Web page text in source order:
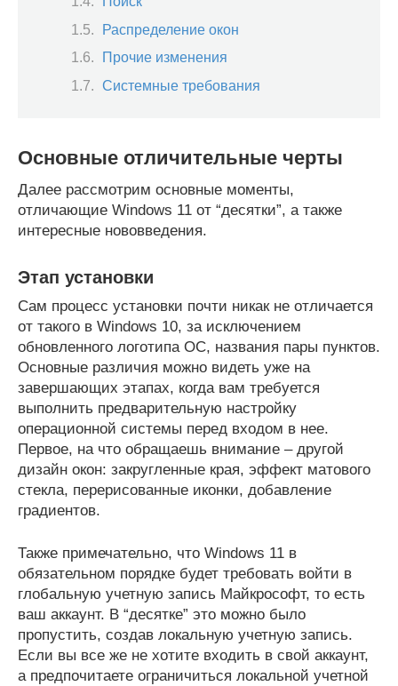
Распределение окон
Прочие изменения
Системные требования
Основные отличительные черты
Далее рассмотрим основные моменты,
отличающие Windows 11 от “десятки”, а также
интересные нововведения.
Этап установки
Сам процесс установки почти никак не отличается
от такого в Windows 10, за исключением
обновленного логотипа ОС, названия пары пунктов.
Основные различия можно видеть уже на
завершающих этапах, когда вам требуется
выполнить предварительную настройку
операционной системы перед входом в нее.
Первое, на что обращаешь внимание – другой
дизайн окон: закругленные края, эффект матового
стекла, перерисованные иконки, добавление
градиентов.
Также примечательно, что Windows 11 в
обязательном порядке будет требовать войти в
глобальную учетную запись Майкрософт, то есть
ваш аккаунт. В “десятке” это можно было
пропустить, создав локальную учетную запись.
Если вы все же не хотите входить в свой аккаунт,
а предпочитаете ограничиться локальной учетной